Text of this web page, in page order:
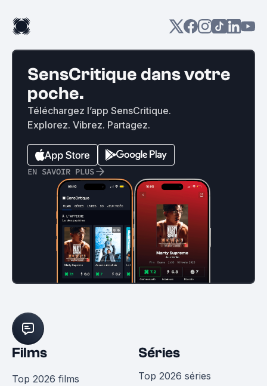
SensCritique dans votre
poche.
Téléchargez l’app SensCritique.
Explorez. Vibrez. Partagez.
EN SAVOIR PLUS
Films
Top 2026 films
Séries
Top 2026 séries